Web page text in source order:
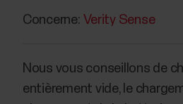
Concerne: Verity Sense
Nous vous conseillons de
entièrement vide, le